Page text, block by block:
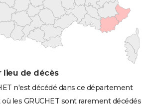
lieu de décès
n'est décédé dans ce département
les GRUCHET sont rarement décédés